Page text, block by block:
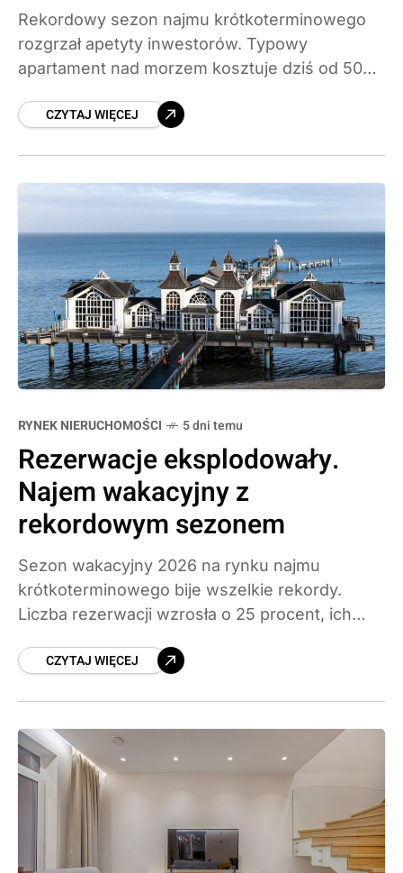
Rekordowy sezon najmu krótkoterminowego
rozgrzał apetyty inwestorów. Typowy
apartament nad morzem kosztuje dziś od 500
5 do 8 procent rocznie. Podpowiadamy, jak
gwarantowanych zysków.
CZYTAJ WIĘCEJ
RYNEK NIERUCHOMOŚCI 5 dni temu
Rezerwacje eksplodowały.
Najem wakacyjny z
rekordowym sezonem
Sezon wakacyjny 2026 na rynku najmu
krótkoterminowego bije wszelkie rekordy.
Liczba rezerwacji wzrosła o 25 procent, ich
sięga 660 zł. Bałtyk odpowiada za połowę
oznacza on dla właścicieli apartamentów.
CZYTAJ WIĘCEJ